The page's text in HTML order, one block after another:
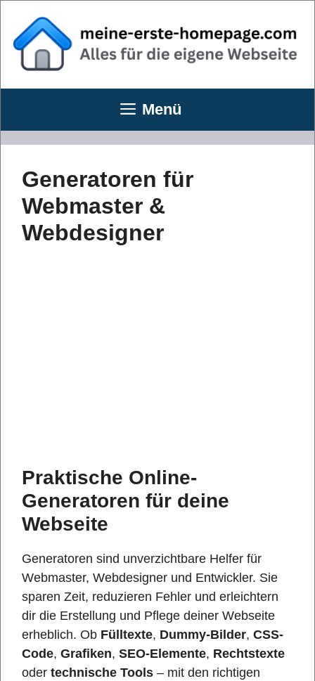
Inhalt
springen
Menü
Generatoren für
Webmaster &
Webdesigner
Praktische Online-
Generatoren für deine
Webseite
Generatoren sind unverzichtbare Helfer für
Webmaster, Webdesigner und Entwickler. Sie
sparen Zeit, reduzieren Fehler und erleichtern
dir die Erstellung und Pflege deiner Webseite
erheblich. Ob Fülltexte, Dummy-Bilder, CSS-
Code, Grafiken, SEO-Elemente, Rechtstexte
oder technische Tools – mit den richtigen